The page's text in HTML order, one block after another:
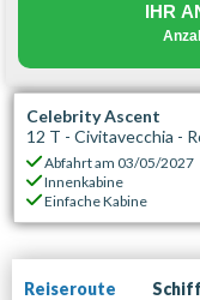
IHR
Celebrity Ascent
12 T - Civitavecchia -
Abfahrt am03/05/2027
Innenkabine
Einfache Kabine
Reiseroute